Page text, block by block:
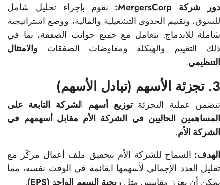
دور شركة MergersCorp:
نقوم بإجراء تحليل شامل
للسوق، وتقييم الجدوى التشغيلية والمالية، ووضع استراتيجية
شاملة للاندماج. نتعامل مع جميع جوانب الصفقة، بما في
ذلك التقييم والهيكلة ومفاوضات الصفقات والامتثال
التنظيمي.
3. تجزئة الأسهم (تبادل الأسهم)
تتضمن عملية التجزئةتوزيع أسهم الشركة التابعة على
المساهمين الحاليين في الشركة الأم مقابل أسهمهم في
الشركة الأم.
الهدف: السماح للشركة الأم بتحقيق ملف أعمال مركّز مع
تقليل العدد الإجمالي لأسهمها القائمة في الوقت نفسه، مما
يمكن أن يعزز مقاييس مثل ربحية السهم الواحد (EPS)
.